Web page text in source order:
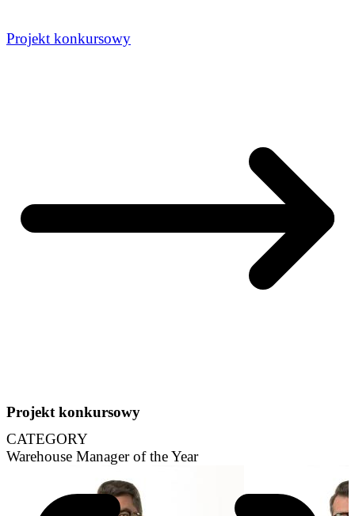
Projekt konkursowy
Projekt konkursowy
CATEGORY
Warehouse Manager of the Year